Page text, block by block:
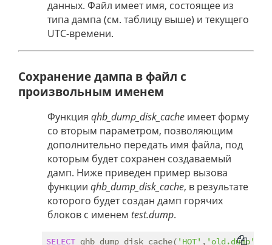
данных. Файл имеет имя, состоящее из
типа дампа (см. таблицу выше) и текущего
UTC-времени.
Сохранение дампа в файл с
произвольным именем
Функция qhb_dump_disk_cache имеет форму
со вторым параметром, позволяющим
дополнительно передать имя файла, под
которым будет сохранен создаваемый
дамп. Ниже приведен пример вызова
функции qhb_dump_disk_cache, в результате
которого будет создан дамп горячих
блоков с именем test.dump.
SELECT qhb_dump_disk_cache( 'HOT' , 'old.dump'